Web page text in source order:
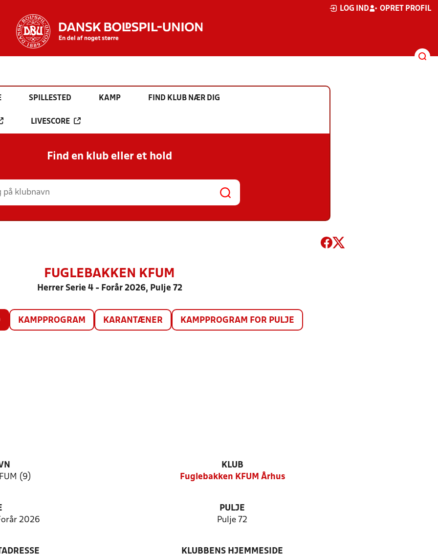
LOG IND OPRET PROFIL
SPILLESTED KAMP FIND KLUB NÆR DIG
LIVESCORE
Find en klub eller et hold
FUGLEBAKKEN KFUM
Herrer Serie 4 - Forår 2026, Pulje 72
KAMPPROGRAM KARANTÆNER KAMPPROGRAM FOR PULJE
(9)
KLUB
Fuglebakken KFUM Århus
2026
PULJE
Pulje 72
KLUBBENS HJEMMESIDE